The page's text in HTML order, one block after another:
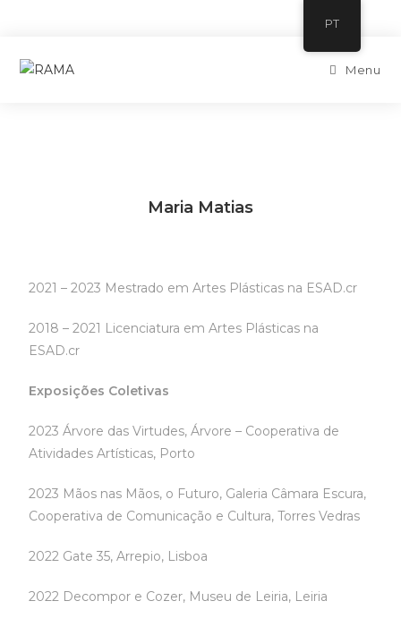
Menu
Maria Matias
2021 – 2023 Mestrado em Artes Plásticas na ESAD.cr
2018 – 2021 Licenciatura em Artes Plásticas na
ESAD.cr
Exposições Coletivas
2023 Árvore das Virtudes, Árvore – Cooperativa de
Atividades Artísticas, Porto
2023 Mãos nas Mãos, o Futuro, Galeria Câmara Escura,
Cooperativa de Comunicação e Cultura, Torres Vedras
2022 Gate 35, Arrepio, Lisboa
2022 Decompor e Cozer, Museu de Leiria, Leiria
PT